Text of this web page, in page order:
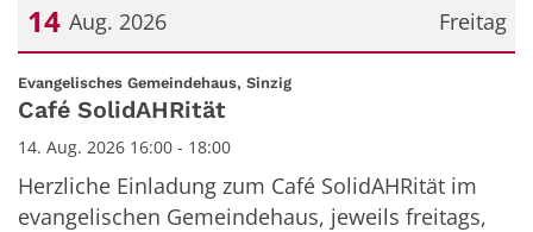
Freitag
14 Aug. 2026
Datum: 14. August 2026
Evangelisches Gemeindehaus, Sinzig:
Café SolidAHRität
14. Aug. 2026 16:00 - 18:00
Herzliche Einladung zum Café SolidAHRität im
evangelischen Gemeindehaus, jeweils freitags,